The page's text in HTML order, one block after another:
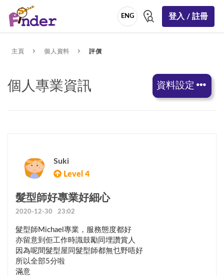
ENG 登入 / 註冊
主頁 個人資料 評價
個人專業資訊 資料設定
Suki
Level 4
髮型師好專業好細心
2020-12-30 23:02
髮型師Michael專業，服務態度都好
亦留意到佢工作時識鼓勵同埋讚賞人
因為呢間髮型屋同髮型師都無乜野唔好
所以全部5分啦
滿意